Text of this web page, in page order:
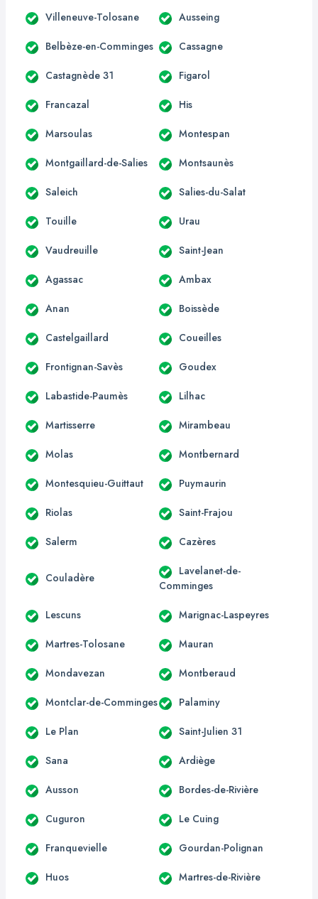
Villeneuve-Tolosane Ausseing
Belbèze-en-Comminges Cassagne
Castagnède 31 Figarol
Francazal His
Marsoulas Montespan
Montgaillard-de-Salies Montsaunès
Saleich Salies-du-Salat
Touille Urau
Vaudreuille Saint-Jean
Agassac Ambax
Anan Boissède
Castelgaillard Coueilles
Frontignan-Savès Goudex
Labastide-Paumès Lilhac
Martisserre Mirambeau
Molas Montbernard
Montesquieu-Guittaut Puymaurin
Riolas Saint-Frajou
Salerm Cazères
Couladère
Lavelanet-de-
Comminges
Lescuns Marignac-Laspeyres
Martres-Tolosane Mauran
Mondavezan Montberaud
Montclar-de-Comminges Palaminy
Le Plan Saint-Julien 31
Sana Ardiège
Ausson Bordes-de-Rivière
Cuguron Le Cuing
Franquevielle Gourdan-Polignan
Huos Martres-de-Rivière